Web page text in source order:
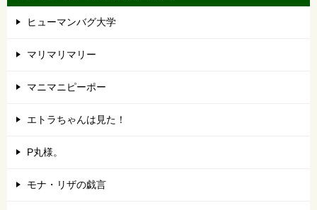
ヒューマンバグ大学
マリマリマリー
マニマニピーポー
エトラちゃんは見た！
P丸様。
モナ・リザの戯言